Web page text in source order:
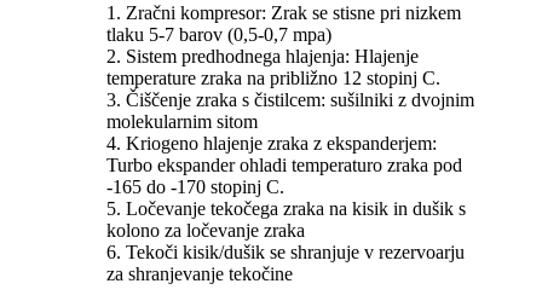
1. Zračni kompresor: Zrak se stisne pri nizkem
tlaku 5-7 barov (0,5-0,7 mpa)
2. Sistem predhodnega hlajenja: Hlajenje
temperature zraka na približno 12 stopinj C.
3. Čiščenje zraka s čistilcem: sušilniki z dvojnim
molekularnim sitom
4. Kriogeno hlajenje zraka z ekspanderjem:
Turbo ekspander ohladi temperaturo zraka pod
-165 do -170 stopinj C.
5. Ločevanje tekočega zraka na kisik in dušik s
kolono za ločevanje zraka
6. Tekoči kisik/dušik se shranjuje v rezervoarju
za shranjevanje tekočine